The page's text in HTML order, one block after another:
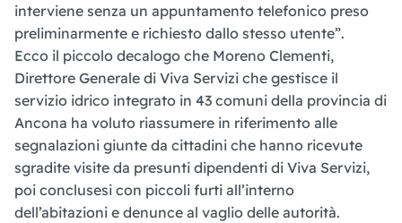
interviene senza un appuntamento telefonico preso
preliminarmente e richiesto dallo stesso utente”.
Ecco il piccolo decalogo che Moreno Clementi,
Direttore Generale di Viva Servizi che gestisce il
servizio idrico integrato in 43 comuni della provincia di
Ancona ha voluto riassumere in riferimento alle
segnalazioni giunte da cittadini che hanno ricevute
sgradite visite da presunti dipendenti di Viva Servizi,
poi conclusesi con piccoli furti all’interno
dell’abitazioni e denunce al vaglio delle autorità.